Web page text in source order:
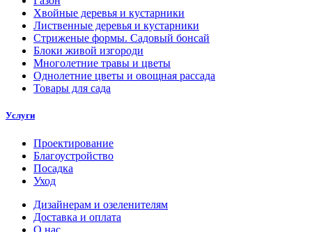
Хвойные деревья и кустарники
Лиственные деревья и кустарники
Стриженые формы. Садовый бонсай
Блоки живой изгороди
Многолетние травы и цветы
Однолетние цветы и овощная рассада
Товары для сада
Услуги
Проектирование
Благоустройство
Посадка
Уход
Дизайнерам и озеленителям
Доставка и оплата
О нас